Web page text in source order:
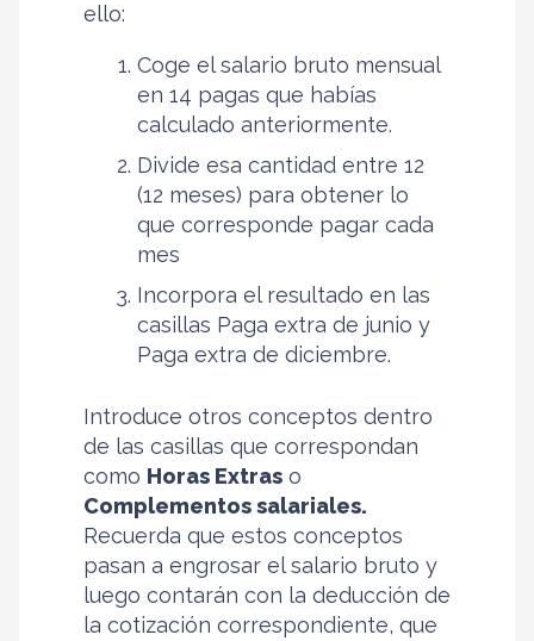
ello:
Coge el salario bruto mensual
en 14 pagas que habías
calculado anteriormente.
Divide esa cantidad entre 12
(12 meses) para obtener lo
que corresponde pagar cada
mes
Incorpora el resultado en las
casillas Paga extra de junio y
Paga extra de diciembre.
Introduce otros conceptos dentro
de las casillas que correspondan
como Horas Extras o
Complementos salariales.
Recuerda que estos conceptos
pasan a engrosar el salario bruto y
luego contarán con la deducción de
la cotización correspondiente, que